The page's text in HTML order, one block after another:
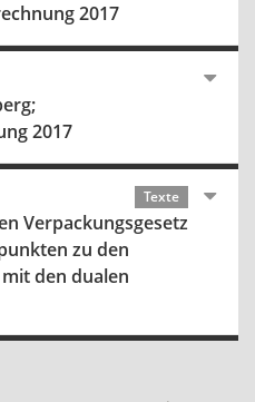
2017
2017
Texte
Verpackungsgesetz
zu den
den dualen